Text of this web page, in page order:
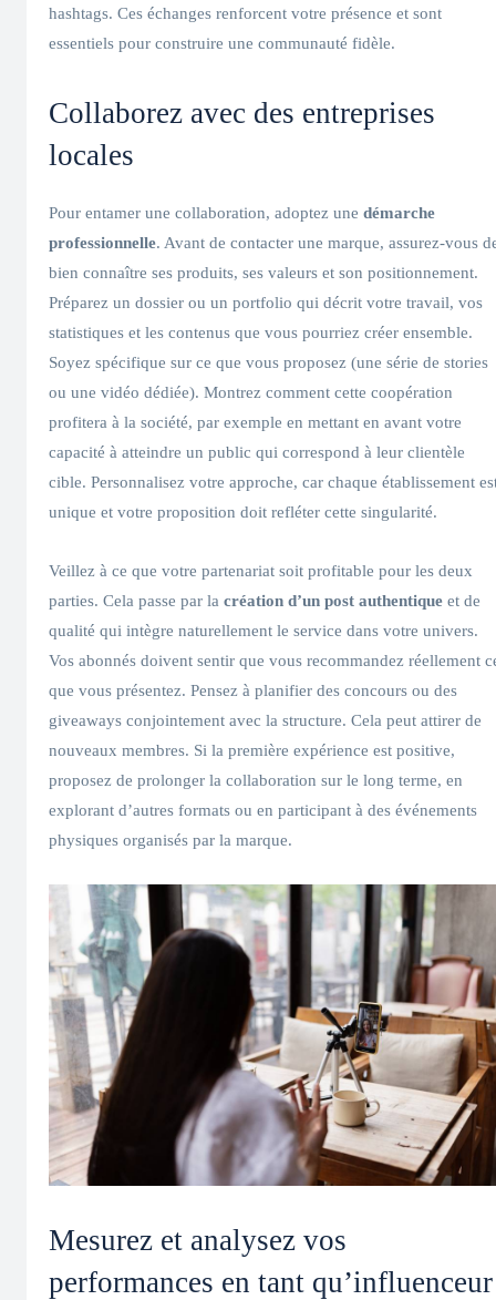
hashtags. Ces échanges renforcent votre présence et sont
essentiels pour construire une communauté fidèle.
Collaborez avec des entreprises
locales
Pour entamer une collaboration, adoptez une démarche
professionnelle. Avant de contacter une marque, assurez-vous
bien connaître ses produits, ses valeurs et son positionnement.
Préparez un dossier ou un portfolio qui décrit votre travail, vos
statistiques et les contenus que vous pourriez créer ensemble.
Soyez spécifique sur ce que vous proposez (une série de stories
ou une vidéo dédiée). Montrez comment cette coopération
profitera à la société, par exemple en mettant en avant votre
capacité à atteindre un public qui correspond à leur clientèle
cible. Personnalisez votre approche, car chaque établissement
unique et votre proposition doit refléter cette singularité.
Veillez à ce que votre partenariat soit profitable pour les deux
parties. Cela passe par la création d’un post authentique et de
qualité qui intègre naturellement le service dans votre univers.
Vos abonnés doivent sentir que vous recommandez réellement
que vous présentez. Pensez à planifier des concours ou des
giveaways conjointement avec la structure. Cela peut attirer de
nouveaux membres. Si la première expérience est positive,
proposez de prolonger la collaboration sur le long terme, en
explorant d’autres formats ou en participant à des événements
physiques organisés par la marque.
Mesurez et analysez vos
performances en tant qu’influenceur